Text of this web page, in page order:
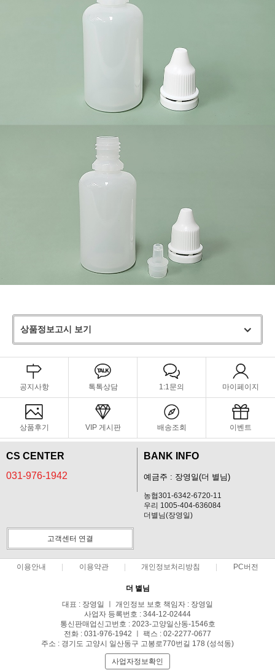
상품정보고시 보기
공지사항 톡톡상담 1:1문의 마이페이지
상품후기 VIP 게시판 배송조회 이벤트
CS CENTER
031-976-1942
BANK INFO
예금주 : 장영일(더 별님)
농협301-6342-6720-11
우리 1005-404-636084
더별님(장영일)
고객센터 연결
이용안내 이용약관 개인정보처리방침 PC버전
더 별님
대표 : 장영일 ㅣ 개인정보 보호 책임자 : 장영일
사업자 등록번호 : 344-12-02444
통신판매업신고번호 : 2023-고양일산동-1546호
전화 : 031-976-1942 ㅣ 팩스 : 02-2277-0677
주소 : 경기도 고양시 일산동구 고봉로770번길 178 (성석동)
사업자정보확인